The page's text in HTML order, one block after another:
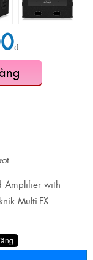
₫
Amplifier with
Multi-FX